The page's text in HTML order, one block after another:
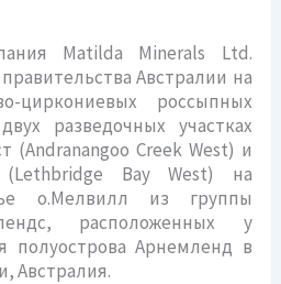
Matilda Minerals Ltd.
Австралии на
циркониевых россыпных
разведочных участках
(Andranangoo Creek West) и
(Lethbridge Bay West) на
о.Мелвилл из группы
расположенных у
полуострова Арнемленд в
Австралия.